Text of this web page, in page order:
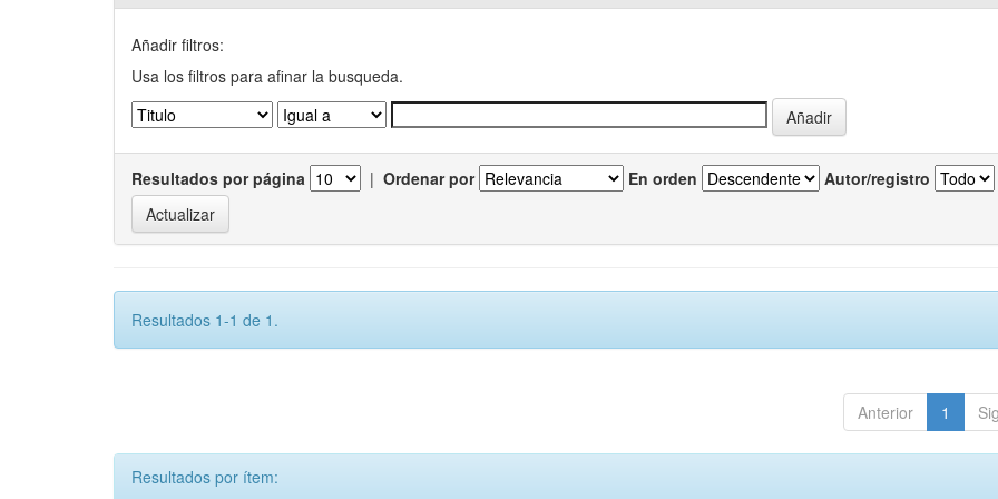
Añadir filtros:
Usa los filtros para afinar la busqueda.
Resultados por página | Ordenar por En orden Autor/registro
Resultados 1-1 de 1.
Anterior 1
Resultados por ítem: